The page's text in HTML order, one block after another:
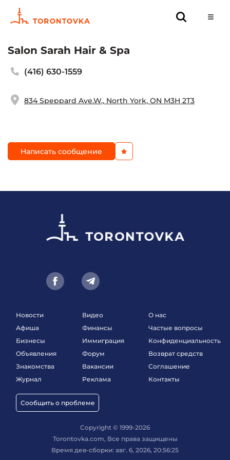
Salon Sarah Hair & Spa
(416) 630-1559
834 Speppard Ave.W., North York, ON M3H 2T3
Написать сообщение
Новости
Афиша
Бизнесы
Объявления
Знакомства
Журнал
Сообщить о проблеме
Видео
Финансы
Иммиграция
Форум
Вакансии
Реклама
О нас
Частые вопросы
Конфиденциальность
Возврат средств
Соглашение
Контакты
Copyright © 1999-2026
Torontovka.com, Все права защищены
Время дев-сборки: авг. 6, 2026, 20:56:25